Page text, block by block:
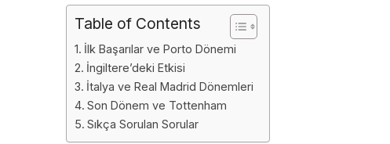
Table of Contents
İlk Başarılar ve Porto Dönemi
İngiltere’deki Etkisi
İtalya ve Real Madrid Dönemleri
Son Dönem ve Tottenham
Sıkça Sorulan Sorular